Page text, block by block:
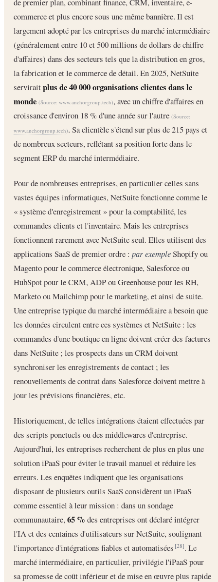
commerce et plus encore sous une même bannière. Il est
largement adopté par les entreprises du marché intermédiaire
(généralement entre 10 et 500 millions de dollars de chiffre
d'affaires) dans des secteurs tels que la distribution en gros,
la fabrication et le commerce de détail. En 2025, NetSuite
serviraitplus de 40 000 organisations clientes dans le
monde (Source: www.anchorgroup.tech), avec un chiffre d'affaires en
croissance d'environ 18 % d'une année sur l'autre (Source:
www.anchorgroup.tech). Sa clientèle s'étend sur plus de 215 pays et
de nombreux secteurs, reflétant sa position forte dans le
segment ERP du marché intermédiaire.
Pour de nombreuses entreprises, en particulier celles sans
vastes équipes informatiques, NetSuite fonctionne comme le
« système d'enregistrement » pour la comptabilité, les
commandes clients et l'inventaire. Mais les entreprises
fonctionnent rarement avec NetSuite seul. Elles utilisent des
applications SaaS de premier ordre : par exempleShopify ou
Magento pour le commerce électronique, Salesforce ou
HubSpot pour le CRM, ADP ou Greenhouse pour les RH,
Marketo ou Mailchimp pour le marketing, et ainsi de suite.
Une entreprise typique du marché intermédiaire a besoin que
les données circulent entre ces systèmes et NetSuite : les
commandes d'une boutique en ligne doivent créer des factures
dans NetSuite ; les prospects dans un CRM doivent
synchroniser les enregistrements de contact ; les
renouvellements de contrat dans Salesforce doivent mettre à
jour les prévisions financières, etc.
Historiquement, de telles intégrations étaient effectuées par
des scripts ponctuels ou des middlewares d'entreprise.
Aujourd'hui, les entreprises recherchent de plus en plus une
solution iPaaS pour éviter le travail manuel et réduire les
erreurs. Les enquêtes indiquent que les organisations
disposant de plusieurs outils SaaS considèrent un iPaaS
comme essentiel à leur mission : dans un sondage
communautaire,65 % des entreprises ont déclaré intégrer
l'IA et des centaines d'utilisateurs sur NetSuite, soulignant
l'importance d'intégrations fiables et automatisées[28]. Le
marché intermédiaire, en particulier, privilégie l'iPaaS pour
sa promesse de coût inférieur et de mise en œuvre plus rapide